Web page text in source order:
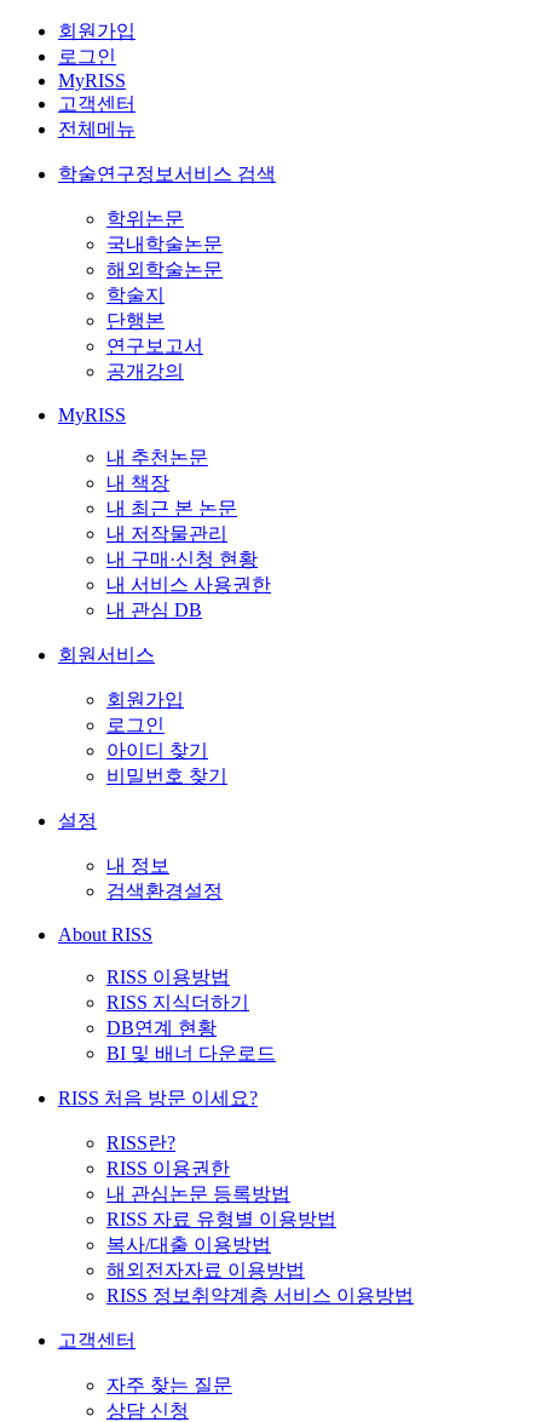
회원가입
로그인
MyRISS
고객센터
전체메뉴
학술연구정보서비스 검색
학위논문
국내학술논문
해외학술논문
학술지
단행본
연구보고서
공개강의
MyRISS
내 추천논문
내 책장
내 최근 본 논문
내 저작물관리
내 구매·신청 현황
내 서비스 사용권한
내 관심 DB
회원서비스
회원가입
로그인
아이디 찾기
비밀번호 찾기
설정
내 정보
검색환경설정
About RISS
RISS 이용방법
RISS 지식더하기
DB연계 현황
BI 및 배너 다운로드
RISS 처음 방문 이세요?
RISS란?
RISS 이용권한
내 관심논문 등록방법
RISS 자료 유형별 이용방법
복사/대출 이용방법
해외전자자료 이용방법
RISS 정보취약계층 서비스 이용방법
고객센터
자주 찾는 질문
상담 신청